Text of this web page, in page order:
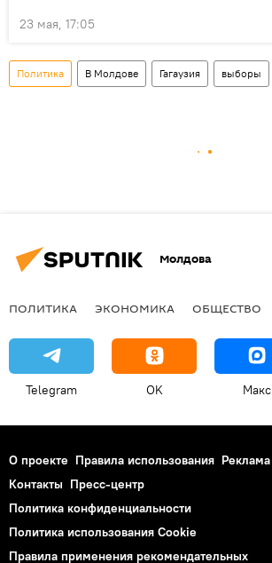
23 мая, 17:05
Политика В Молдове Гагаузия выборы
Молдова
ПОЛИТИКА ЭКОНОМИКА ОБЩЕСТВО
Telegram OK Макс
О проекте Правила использования Реклама
Контакты Пресс-центр
Политика конфиденциальности
Политика использования Cookie
Правила применения рекомендательных